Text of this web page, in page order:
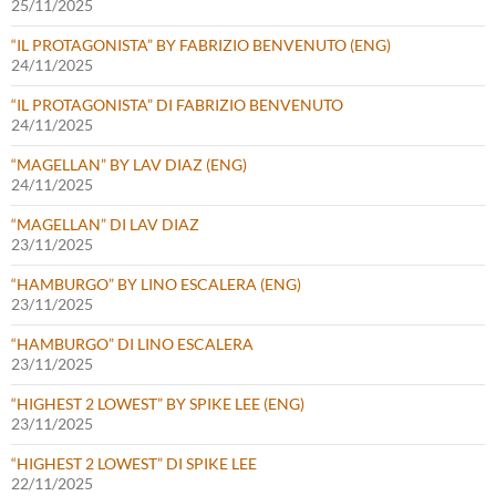
25/11/2025
“IL PROTAGONISTA” BY FABRIZIO BENVENUTO (ENG)
24/11/2025
“IL PROTAGONISTA” DI FABRIZIO BENVENUTO
24/11/2025
“MAGELLAN” BY LAV DIAZ (ENG)
24/11/2025
“MAGELLAN” DI LAV DIAZ
23/11/2025
“HAMBURGO” BY LINO ESCALERA (ENG)
23/11/2025
“HAMBURGO” DI LINO ESCALERA
23/11/2025
“HIGHEST 2 LOWEST” BY SPIKE LEE (ENG)
23/11/2025
“HIGHEST 2 LOWEST” DI SPIKE LEE
22/11/2025